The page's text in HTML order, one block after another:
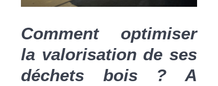
Comment optimiser
la valorisation de ses
déchets bois ? A